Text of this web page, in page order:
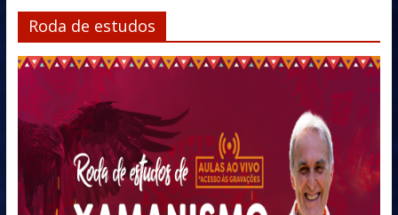
Roda de estudos